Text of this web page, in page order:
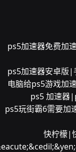
ps5加速器免费加
ps5加速器安卓版
电脑给ps5游戏加
ps5 加速器
ps5玩街霸6需要
快柠檬|